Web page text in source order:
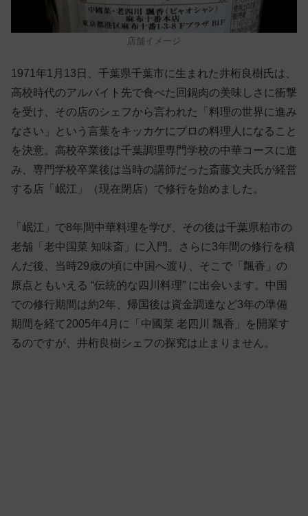
店舗イメージ
1971年1月13日、千葉県千葉市に生まれた井桁良樹氏は、
高校時代のアルバイト先で食べた回鍋肉の美味しさに衝撃
を受け、その店のシェフから言われた「料理の世界に進み
なさい」という言葉をキッカケにプロの料理人になること
を決意。高校卒業後は千葉調理専門学校の中華コースに進
み、専門学校卒業後は当時の講師だった斎藤文夫氏が経営
する店「岷江」（現在閉店）で修行を始めました。
「岷江」で8年間中華料理を学び、その後は千葉県柏市の
老舗「老中国菜 知味斎」に入門。さらに3年間の修行を積
んだ後、当時29歳の頃に中国へ渡り、そこで「飄香」の
原点ともいえる “伝統的な四川料理” に出会います。中国
での修行期間は約2年、帰国後は資金調達など3年の準備
期間を経て2005年4月に「中國菜 老四川 飄香」を開業す
るのですが、井桁良樹シェフの探究は止まりません。